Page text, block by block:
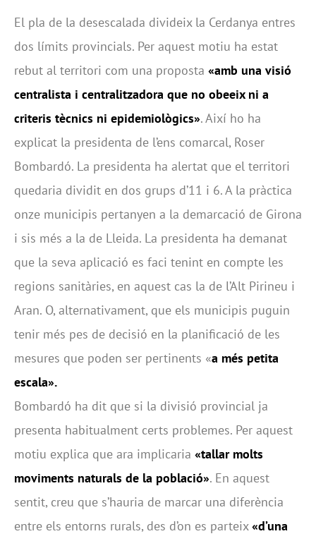
El pla de la desescalada divideix la Cerdanya entres
dos límits provincials. Per aquest motiu ha estat
rebut al territori com una proposta «amb una visió
centralista i centralitzadora que no obeeix ni a
criteris tècnics ni epidemiològics». Així ho ha
explicat la presidenta de l’ens comarcal, Roser
Bombardó. La presidenta ha alertat que el territori
quedaria dividit en dos grups d’11 i 6. A la pràctica
onze municipis pertanyen a la demarcació de Girona
i sis més a la de Lleida. La presidenta ha demanat
que la seva aplicació es faci tenint en compte les
regions sanitàries, en aquest cas la de l’Alt Pirineu i
Aran. O, alternativament, que els municipis puguin
tenir més pes de decisió en la planificació de les
mesures que poden ser pertinents «a més petita
escala».
Bombardó ha dit que si la divisió provincial ja
presenta habitualment certs problemes. Per aquest
motiu explica que ara implicaria «tallar molts
moviments naturals de la població». En aquest
sentit, creu que s’hauria de marcar una diferència
entre els entorns rurals, des d’on es parteix«d’una